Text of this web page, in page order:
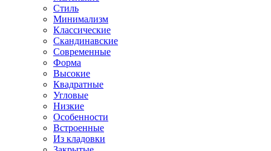
Стиль
Минимализм
Классические
Скандинавские
Современные
Форма
Высокие
Квадратные
Угловые
Низкие
Особенности
Встроенные
Из кладовки